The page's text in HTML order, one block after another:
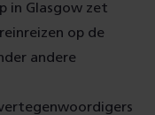
in Glasgow zet
op de
andere